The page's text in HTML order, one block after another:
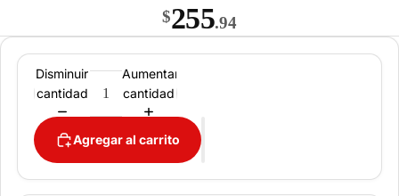
$255.94
Disminuir
cantidad
Aumentar
cantidad
Agregar al carrito